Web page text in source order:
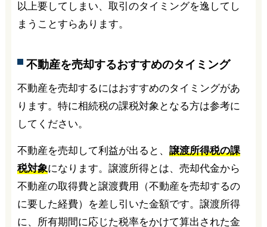
以上要してしまい、取引のタイミングを逸してし
まうことすらあります。
不動産を売却するおすすめのタイミング
不動産を売却するにはおすすめのタイミングがあ
ります。特に相続税の課税対象となる方は参考に
してください。
不動産を売却して利益が出ると、 譲渡所得税の課
税対象になります。譲渡所得とは、売却代金から
不動産の取得費と譲渡費用（不動産を売却するの
に要した経費）を差し引いた金額です。譲渡所得
に、所有期間に応じた税率をかけて算出された金